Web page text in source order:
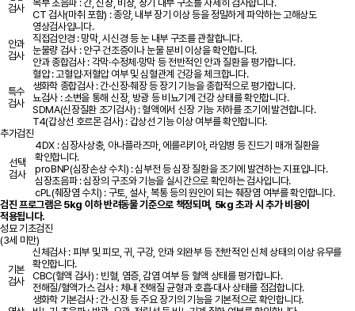
검사
복부 초음파 : 간, 신장, 비장, 장기 내부 구조를 자세히 검사합니다.
CT 검사(마취 포함) : 종양, 내부 장기 이상 등을 정밀하게 파악하는 고해상도
영상검사입니다.
안과
검사
직접검안경 : 망막, 시신경 등 눈 내부 구조를 관찰합니다.
눈물량 검사 : 안구 건조증이나 눈물 분비 이상을 확인합니다.
안과 종합검사 : 각막·수정체·망막 등 전반적인 안과 질환을 평가합니다.
특수
검사
혈압 : 고혈압·저혈압 여부 및 심혈관계 건강을 체크합니다.
생화학 종합검사 : 간·신장·췌장 등 장기 기능을 종합적으로 평가합니다.
뇨검사 : 소변을 통해 신장, 방광 등 비뇨기계 건강 상태를 확인합니다.
SDMA(신장질환 조기검사) : 혈액에서 신장 기능 저하를 조기에 발견합니다.
T4(갑상선 호르몬 검사) : 갑상선 기능 이상 여부를 확인합니다.
추가검진
선택
검사
4DX : 심장사상충, 아나플라즈마, 에를리키아, 라임병 등 진드기 매개 질환을
확인합니다.
proBNP(심장손상 수치) : 심부전 등 심장 질환을 조기에 발견하는 지표입니다.
심장초음파 : 심장의 구조와 기능을 실시간으로 확인하는 검사입니다.
cPL(췌장염 수치) : 구토, 설사, 복통 등의 원인이 되는 췌장염 여부를 확인합니다.
검진 프로그램은 5kg 이하 반려동물 기준으로 책정되며, 5kg 초과 시 추가 비용이
적용됩니다.
성묘 기초검진
(3세 미만)
기본
검사
신체검사 : 피부 및 피모, 귀, 구강, 안과 외완부 등 전반적인 신체 상태의 이상 유무를
확인합니다.
CBC(혈액 검사) : 빈혈, 염증, 감염 여부 등 혈액 상태를 평가합니다.
전해질/혈액가스 검사 : 체내 전해질 균형과 호흡·대사 상태를 점검합니다.
생화학 기본검사 : 간·신장 등 주요 장기의 기능을 기본적으로 확인합니다.